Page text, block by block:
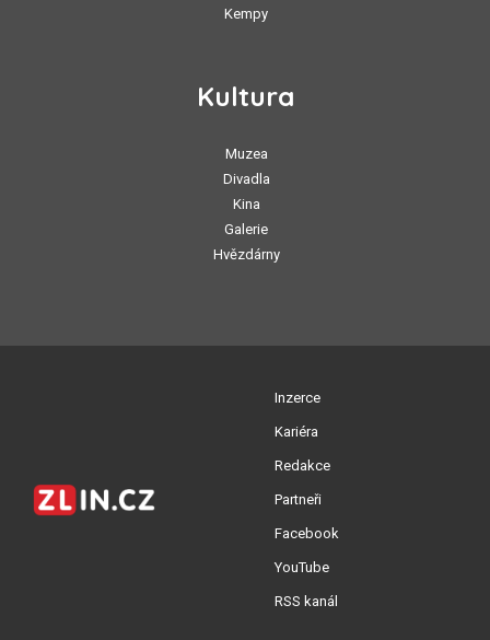
Kempy
Kultura
Muzea
Divadla
Kina
Galerie
Hvězdárny
Inzerce
Kariéra
Redakce
Partneři
Facebook
YouTube
RSS kanál